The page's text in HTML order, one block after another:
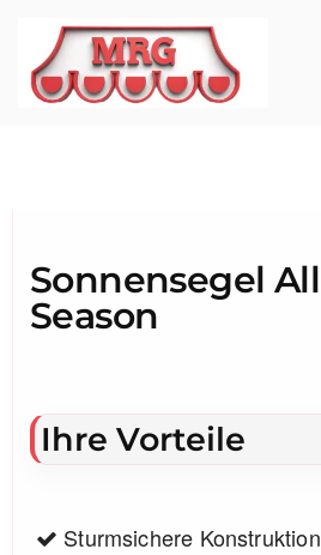
Sonnensegel All
Season
Ihre Vorteile
Sturmsichere Konstruktion